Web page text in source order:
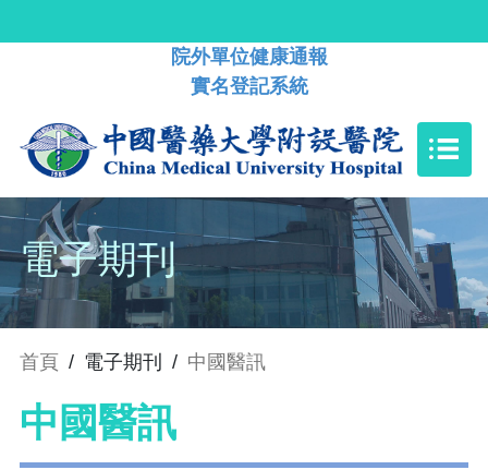
院外單位健康通報
實名登記系統
電子期刊
首頁 / 電子期刊 / 中國醫訊
中國醫訊